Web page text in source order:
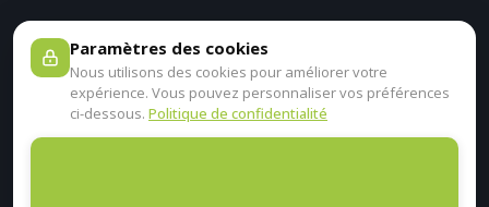
Paramètres des cookies
Nous utilisons des cookies pour améliorer votre
expérience. Vous pouvez personnaliser vos préférences
ci-dessous. Politique de confidentialité